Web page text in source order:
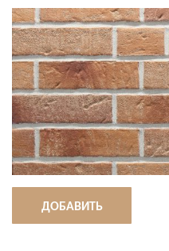
ДОБАВИТЬ